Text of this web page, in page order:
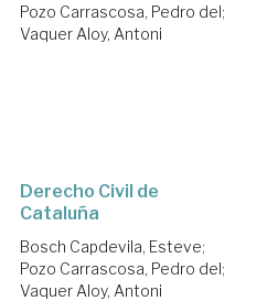
Pozo Carrascosa, Pedro del;
Vaquer Aloy, Antoni
Derecho Civil de
Cataluña
Bosch Capdevila, Esteve;
Pozo Carrascosa, Pedro del;
Vaquer Aloy, Antoni